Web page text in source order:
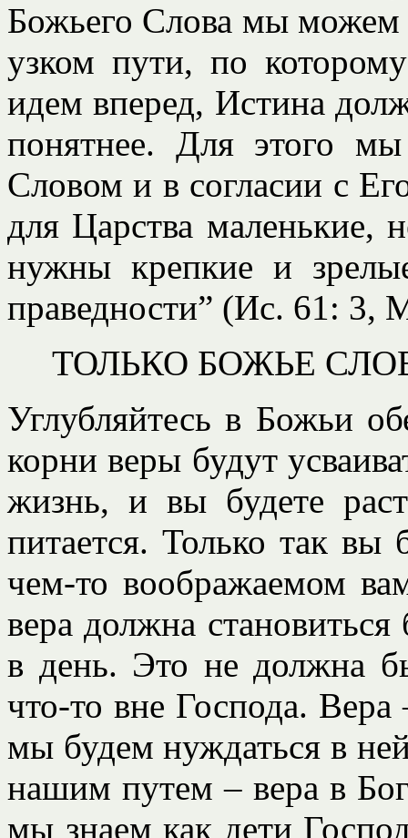
Божьего Слова мы можем
узком пути, по
идем вперед, Истина
понятнее. Для этого
Словом и в согласии с
для Царства маленькие,
нужны крепкие и
праведности” (Ис. 61: 3,
ТОЛЬКО БОЖЬЕ
Углубляйтесь в Божьи
корни веры будут
жизнь, и вы будете
питается. Только так вы
чем-то воображаемом
вера должна
в день. Это не должна
что-то вне Господа.
мы будем нуждаться в
нашим путем – вера в
мы знаем как дети